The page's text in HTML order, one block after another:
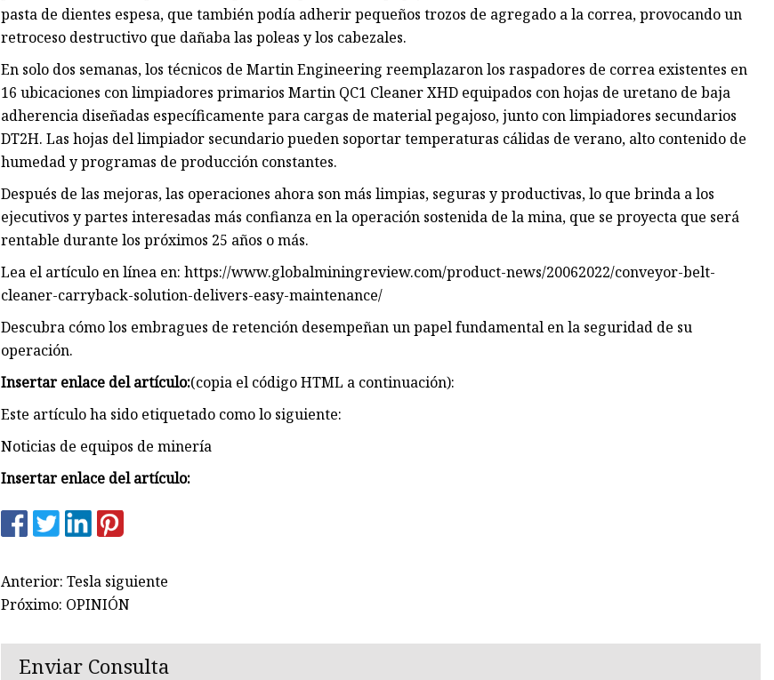
pasta de dientes espesa, que también podía adherir pequeños trozos de agregado a la correa, provocando un
retroceso destructivo que dañaba las poleas y los cabezales.
En solo dos semanas, los técnicos de Martin Engineering reemplazaron los raspadores de correa existentes en
16 ubicaciones con limpiadores primarios Martin QC1 Cleaner XHD equipados con hojas de uretano de baja
adherencia diseñadas específicamente para cargas de material pegajoso, junto con limpiadores secundarios
DT2H. Las hojas del limpiador secundario pueden soportar temperaturas cálidas de verano, alto contenido de
humedad y programas de producción constantes.
Después de las mejoras, las operaciones ahora son más limpias, seguras y productivas, lo que brinda a los
ejecutivos y partes interesadas más confianza en la operación sostenida de la mina, que se proyecta que será
rentable durante los próximos 25 años o más.
Lea el artículo en línea en: https://www.globalminingreview.com/product-news/20062022/conveyor-belt-
cleaner-carryback-solution-delivers-easy-maintenance/
Descubra cómo los embragues de retención desempeñan un papel fundamental en la seguridad de su
operación.
Insertar enlace del artículo:(copia el código HTML a continuación):
Este artículo ha sido etiquetado como lo siguiente:
Noticias de equipos de minería
Insertar enlace del artículo:
Anterior: Tesla siguiente
Próximo: OPINIÓN
Enviar Consulta